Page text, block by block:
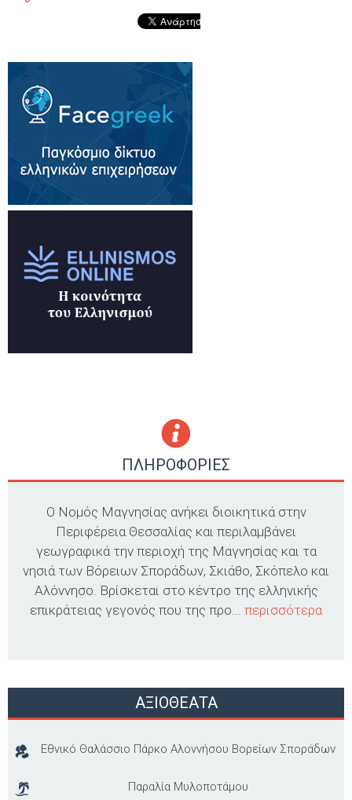
ΠΛΗΡΟΦΟΡΙΕΣ
Ο Νομός Μαγνησίας ανήκει διοικητικά στην
Περιφέρεια Θεσσαλίας και περιλαμβάνει
γεωγραφικά την περιοχή της Μαγνησίας και τα
νησιά των Βόρειων Σποράδων, Σκιάθο, Σκόπελο και
Αλόννησο. Βρίσκεται στο κέντρο της ελληνικής
επικράτειας γεγονός που της προ... περισσότερα
ΑΞΙΟΘΕΑΤΑ
Εθνικό Θαλάσσιο Πάρκο Αλοννήσου Βορείων Σποράδων
Παραλία Μυλοποτάμου